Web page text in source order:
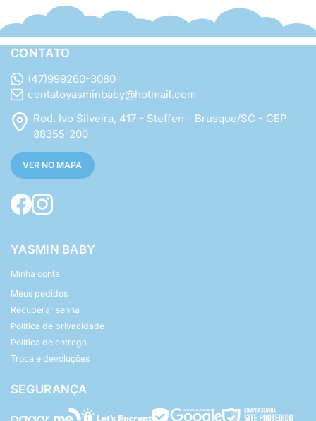
CONTATO
(47)999260-3080
contatoyasminbaby@hotmail.com
Rod. Ivo Silveira, 417 - Steffen - Brusque/SC - CEP
88355-200
VER NO MAPA
YASMIN BABY
Minha conta
Meus pedidos
Recuperar senha
Política de privacidade
Política de entrega
Troca e devoluções
SEGURANÇA